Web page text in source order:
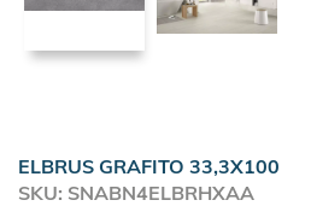
ELBRUS GRAFITO 33,3X100
SKU: SNABN4ELBRHXAA